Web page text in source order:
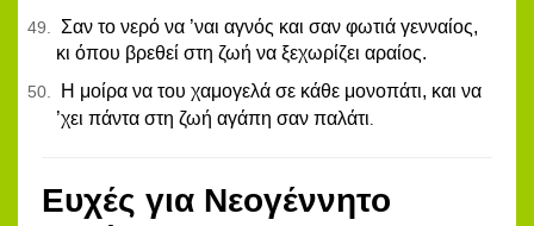
Σαν το νερό να ’ναι αγνός και σαν φωτιά γενναίος,
κι όπου βρεθεί στη ζωή να ξεχωρίζει αραίος.
Η μοίρα να του χαμογελά σε κάθε μονοπάτι, και να
’χει πάντα στη ζωή αγάπη σαν παλάτι
Ευχές για Νεογέννητο